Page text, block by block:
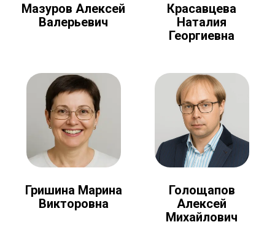
Мазуров Алексей
Валерьевич
Красавцева
Наталия
Георгиевна
Гришина Марина
Викторовна
Голощапов
Алексей
Михайлович